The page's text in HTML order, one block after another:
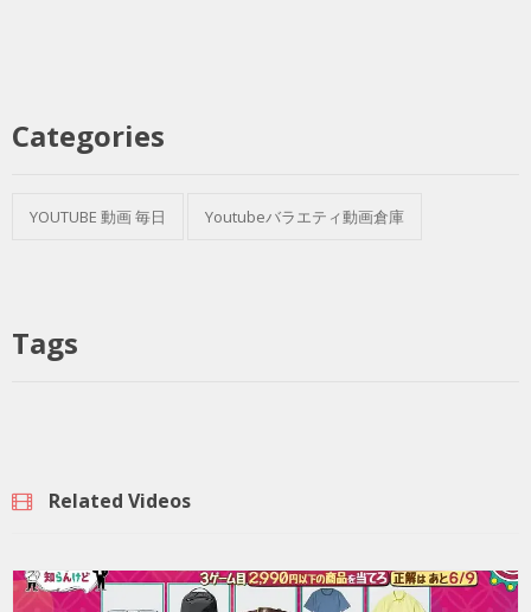
Categories
YOUTUBE 動画 毎日 Youtubeバラエティ動画倉庫
Tags
Related Videos